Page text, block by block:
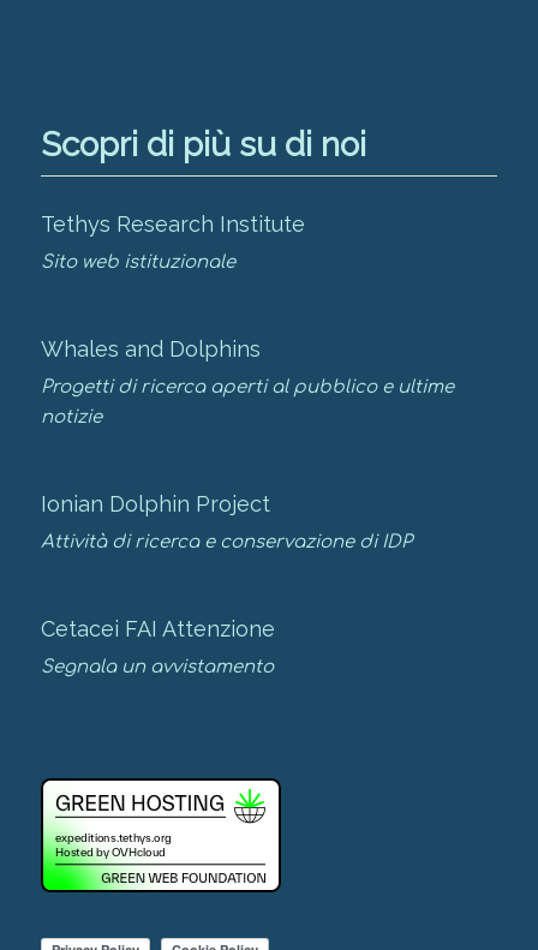
Scopri di più su di noi
Tethys Research Institute
Sito web istituzionale
Whales and Dolphins
Progetti di ricerca aperti al pubblico e ultime
notizie
Ionian Dolphin Project
Attività di ricerca e conservazione di IDP
Cetacei FAI Attenzione
Segnala un avvistamento